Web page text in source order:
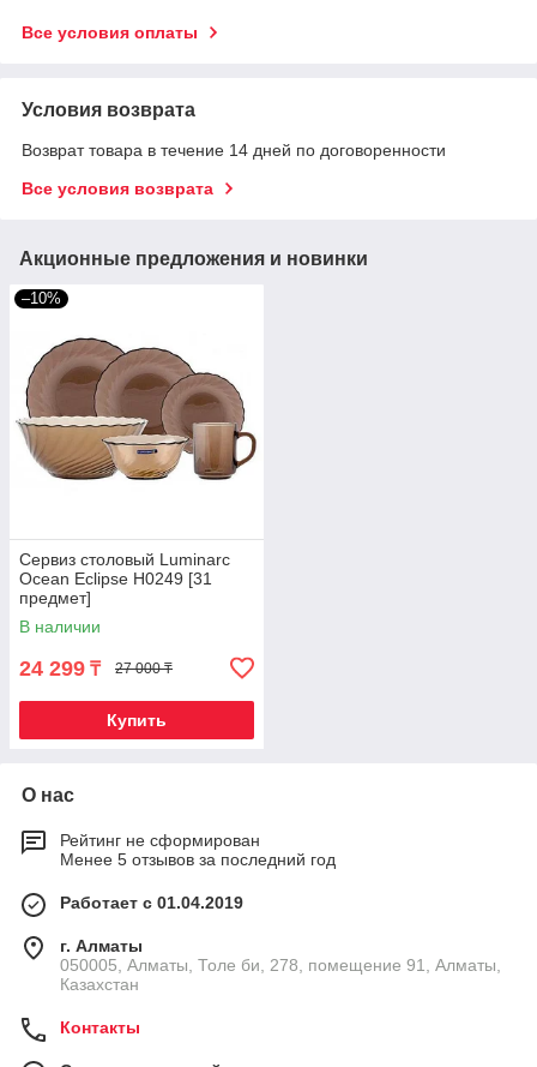
Все условия оплаты
Условия возврата
Возврат товара в течение 14 дней по договоренности
Все условия возврата
Акционные предложения и новинки
–10%
Сервиз столовый Luminarc
Ocean Eclipse H0249 [31
предмет]
В наличии
24 299 ₸ 27 000 ₸
Купить
О нас
Рейтинг не сформирован
Менее 5 отзывов за последний год
Работает с 01.04.2019
г. Алматы
050005, Алматы, Толе би, 278, помещение 91, Алматы,
Казахстан
Контакты